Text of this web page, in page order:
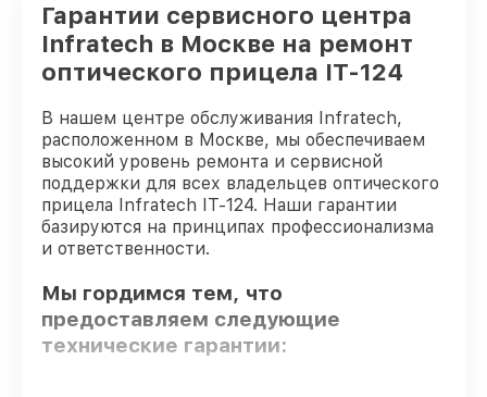
Гарантии сервисного центра
Infratech в Москве на ремонт
оптического прицела IT-124
В нашем центре обслуживания Infratech,
расположенном в Москве, мы обеспечиваем
высокий уровень ремонта и сервисной
поддержки для всех владельцев оптического
прицела Infratech IT-124. Наши гарантии
базируются на принципах профессионализма
и ответственности.
Мы гордимся тем, что
предоставляем следующие
технические гарантии: